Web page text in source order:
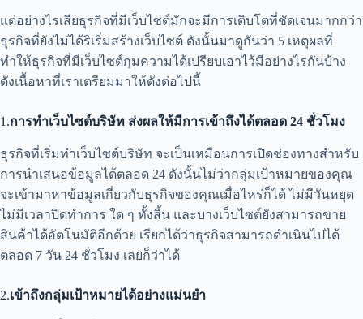
แต่อย่างไรเสียธุรกิจที่มีเว็บไซต์มักจะมีการเติบโตที่ชัดเจนมากกว่า
ธุรกิจที่ยังไม่ได้ริเริ่มสร้างเว็บไซต์ ดังนั้นมาดูกันว่า 5 เหตุผลที่
ทำให้ธุรกิจที่มีเว็บไซต์กุมความได้เปรียบเอาไว้มีอย่างไรกันบ้าง
ดังเนื้อหาที่เราเตรียมมาให้ดังต่อไปนี้
1.การทำเว็บไซต์บริษัท ส่งผลให้มีการเข้าถึงได้ตลอด 24 ชั่วโมง
ธุรกิจที่เริ่มทำเว็บไซต์บริษัท จะเป็นเหมือนการเปิดช่องทางสำหรับ
การนำเสนอข้อมูลได้ตลอด 24 ดังนั้นไม่ว่ากลุ่มเป้าหมายของคุณ
จะเข้ามาหาข้อมูลเกี่ยวกับธุรกิจของคุณเมื่อไหร่ก็ได้ ไม่มีวันหยุด
ไม่มีเวลาปิดทำการ ใด ๆ ทั้งสิ้น และบางเว็บไซต์ยังสามารถขาย
สินค้าได้อัตโนมัติอีกด้วย เรียกได้ว่าธุรกิจสามารถดำเนินไปได้
ตลอด 7 วัน 24 ชั่วโมง เลยก็ว่าได้
2.เข้าถึงกลุ่มเป้าหมายได้อย่างแม่นยำ